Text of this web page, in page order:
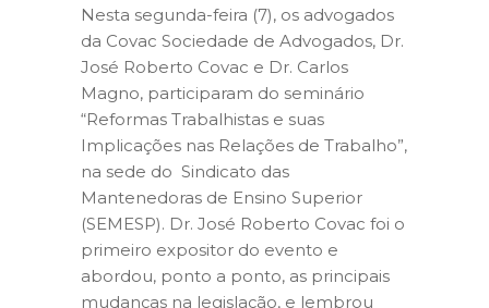
Nesta segunda-feira (7), os advogados
da Covac Sociedade de Advogados, Dr.
José Roberto Covac e Dr. Carlos
Magno, participaram do seminário
“Reformas Trabalhistas e suas
Implicações nas Relações de Trabalho”,
na sede do Sindicato das
Mantenedoras de Ensino Superior
(SEMESP). Dr. José Roberto Covac foi o
primeiro expositor do evento e
abordou, ponto a ponto, as principais
mudanças na legislação, e lembrou